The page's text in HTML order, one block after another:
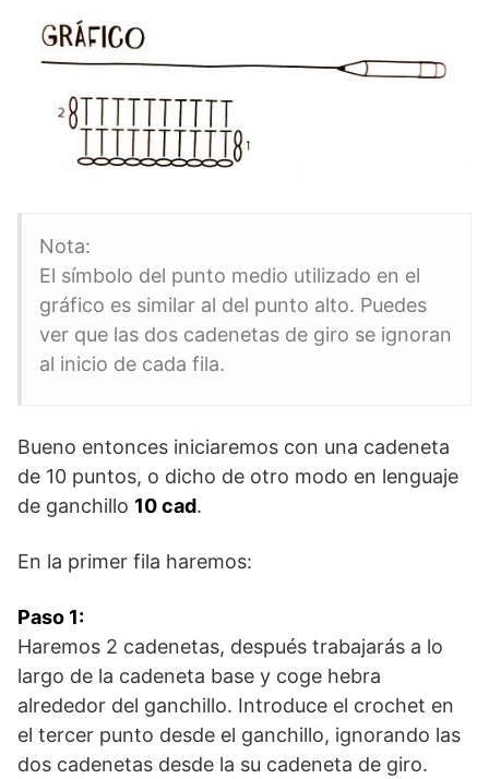
Nota:
El símbolo del punto medio utilizado en el
gráfico es similar al del punto alto. Puedes
ver que las dos cadenetas de giro se ignoran
al inicio de cada fila.
Bueno entonces iniciaremos con una cadeneta
de 10 puntos, o dicho de otro modo en lenguaje
de ganchillo 10 cad.
En la primer fila haremos:
Paso 1:
Haremos 2 cadenetas, después trabajarás a lo
largo de la cadeneta base y coge hebra
alrededor del ganchillo. Introduce el crochet en
el tercer punto desde el ganchillo, ignorando las
dos cadenetas desde la su cadeneta de giro.